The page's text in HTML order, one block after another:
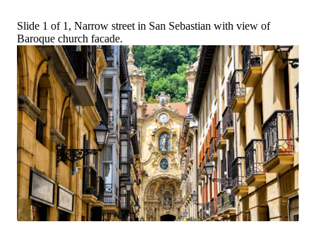
Slide 1 of 1, Narrow street in San Sebastian with view of
Baroque church facade.